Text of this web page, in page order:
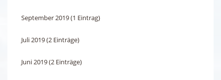
September 2019 (1 Eintrag)
Juli 2019 (2 Einträge)
Juni 2019 (2 Einträge)